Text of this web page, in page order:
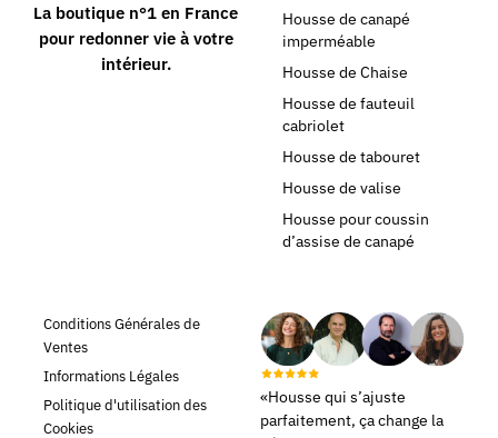
La boutique n°1 en France
pour redonner vie à votre
intérieur.
Housse de canapé
imperméable
Housse de Chaise
Housse de fauteuil
cabriolet
Housse de tabouret
Housse de valise
Housse pour coussin
d’assise de canapé
Conditions Générales de
Ventes
Informations Légales
Politique d'utilisation des
Cookies
«Housse qui s’ajuste
parfaitement, ça change la